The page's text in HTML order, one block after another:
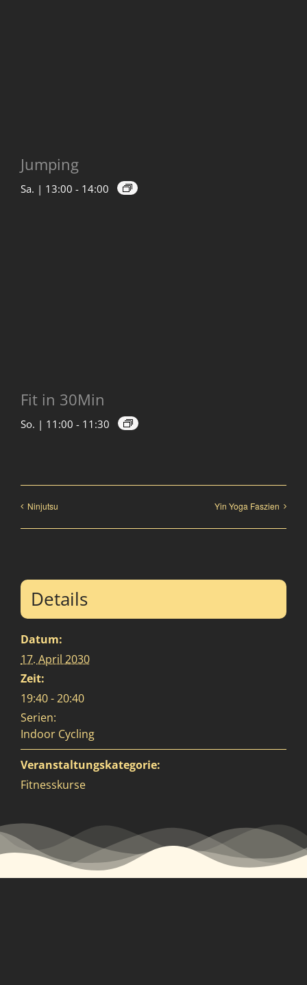
Jumping
Sa. | 13:00 - 14:00
Fit in 30Min
So. | 11:00 - 11:30
Ninjutsu Yin Yoga Faszien
Details
Datum:
17. April 2030
Zeit:
19:40 - 20:40
Serien:
Indoor Cycling
Veranstaltungskategorie:
Fitnesskurse